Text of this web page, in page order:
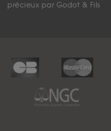
précieux par Godot & Fils